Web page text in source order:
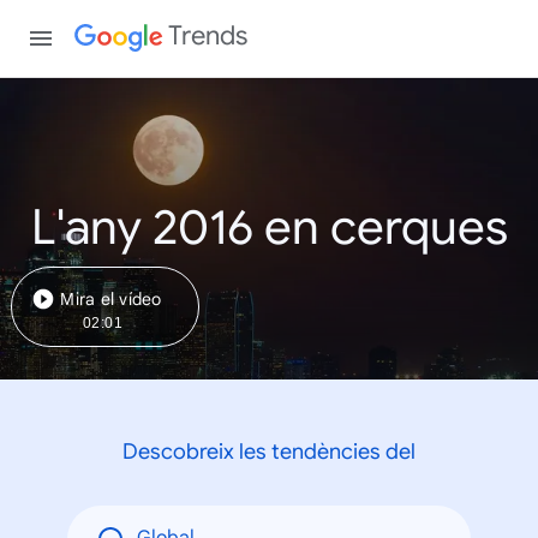
Trends
L'any 2016 en cerques
Mira el vídeo
02:01
Descobreix les tendències del